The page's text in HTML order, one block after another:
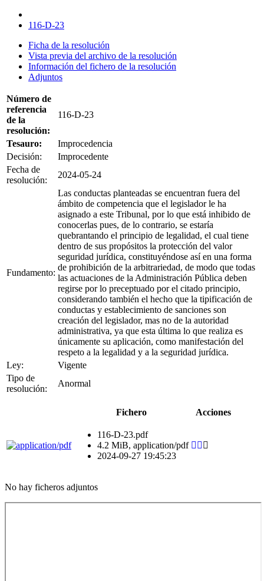
116-D-23
Ficha de la resolución
Vista previa del archivo de la resolución
Información del fichero de la resolución
Adjuntos
Número de
referencia
de la
resolución:
116-D-23
Tesauro:
Improcedencia
Decisión:
Improcedente
Fecha de
resolución:
2024-05-24
Fundamento:
Las conductas planteadas se encuentran fuera del
ámbito de competencia que el legislador le ha
asignado a este Tribunal, por lo que está inhibido de
conocerlas pues, de lo contrario, se estaría
quebrantando el principio de legalidad, el cual tiene
dentro de sus propósitos la protección del valor
seguridad jurídica, constituyéndose así en una forma
de prohibición de la arbitrariedad, de modo que todas
las actuaciones de la Administración Pública deben
regirse por lo preceptuado por el citado principio,
considerando también el hecho que la tipificación de
conductas y establecimiento de sanciones son
creación del legislador, mas no de la autoridad
administrativa, ya que esta última lo que realiza es
únicamente su aplicación, como manifestación del
respeto a la legalidad y a la seguridad jurídica.
Ley:
Vigente
Tipo de
resolución:
Anormal
Fichero Acciones
116-D-23.pdf
4.2 MiB, application/pdf
2024-09-27 19:45:23
No hay ficheros adjuntos